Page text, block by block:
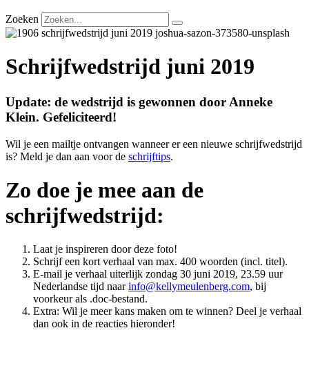
Zoeken
Schrijfwedstrijd juni 2019
Update: de wedstrijd is gewonnen door Anneke
Klein. Gefeliciteerd!
Wil je een mailtje ontvangen wanneer er een nieuwe schrijfwedstrijd
is? Meld je dan aan voor de schrijftips.
Zo doe je mee aan de
schrijfwedstrijd:
Laat je inspireren door deze foto!
Schrijf een kort verhaal van max. 400 woorden (incl. titel).
E-mail je verhaal uiterlijk zondag 30 juni 2019, 23.59 uur
Nederlandse tijd naarinfo@kellymeulenberg.com, bij
voorkeur als .doc-bestand.
Extra: Wil je meer kans maken om te winnen? Deel je verhaal
dan ook in de reacties hieronder!